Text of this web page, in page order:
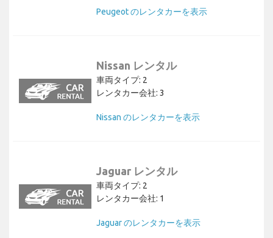
Peugeot のレンタカーを表示
Nissan レンタル
車両タイプ: 2
レンタカー会社: 3
Nissan のレンタカーを表示
Jaguar レンタル
車両タイプ: 2
レンタカー会社: 1
Jaguar のレンタカーを表示